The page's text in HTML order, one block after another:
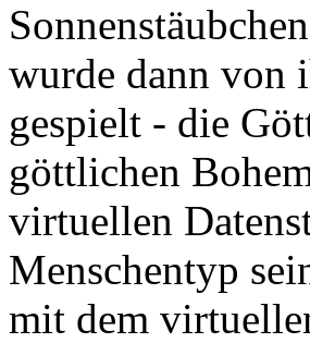
wurde dann von
gespielt - die
göttlichen
virtuellen
Menschentyp
mit dem